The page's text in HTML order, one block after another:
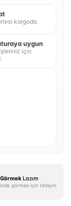
kargoda.
uygun
için
Lazım
görmek için tıklayın.